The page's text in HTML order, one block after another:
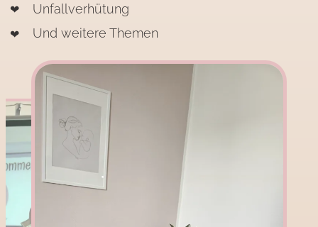
Unfallverhütung
Und weitere Themen